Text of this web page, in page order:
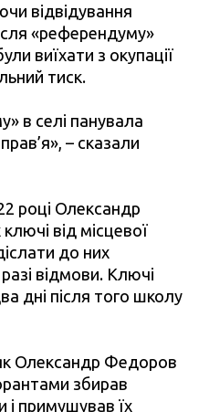
відвідування
«референдуму»
виїхати з окупації
тиск.
в селі панувала
– сказали
році Олександр
від місцевої
до них
разі відмови. Ключі
дні після того школу
Олександр Федоров
збирав
і примушував їх